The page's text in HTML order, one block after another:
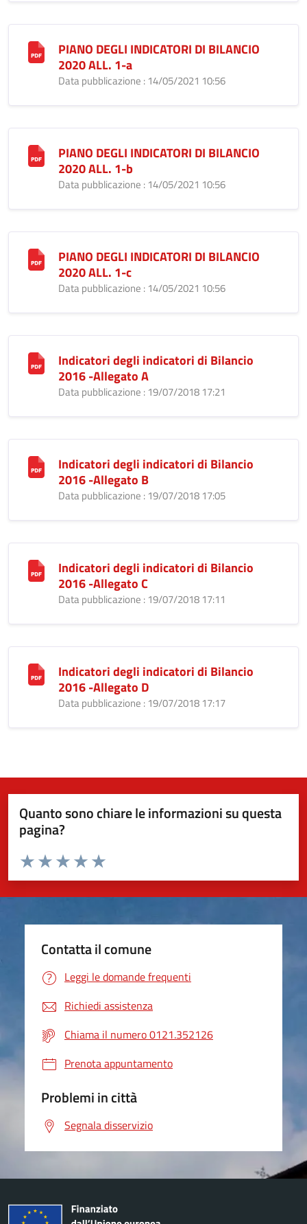
PIANO DEGLI INDICATORI DI BILANCIO
2020 ALL. 1-a
Data pubblicazione : 14/05/2021 10:56
PIANO DEGLI INDICATORI DI BILANCIO
2020 ALL. 1-b
Data pubblicazione : 14/05/2021 10:56
PIANO DEGLI INDICATORI DI BILANCIO
2020 ALL. 1-c
Data pubblicazione : 14/05/2021 10:56
Indicatori degli indicatori di Bilancio
2016 -Allegato A
Data pubblicazione : 19/07/2018 17:21
Indicatori degli indicatori di Bilancio
2016 -Allegato B
Data pubblicazione : 19/07/2018 17:05
Indicatori degli indicatori di Bilancio
2016 -Allegato C
Data pubblicazione : 19/07/2018 17:11
Indicatori degli indicatori di Bilancio
2016 -Allegato D
Data pubblicazione : 19/07/2018 17:17
Quanto sono chiare le informazioni su questa
pagina?
Valuta da 1 a 5 stelle la pagina
Valuta 5 stelle su 5
Valuta 4 stelle su 5
Valuta 3 stelle su 5
Valuta 2 stelle su 5
Valuta 1 stelle su 5
Contatta il comune
Leggi le domande frequenti
Richiedi assistenza
Chiama il numero 0121.352126
Prenota appuntamento
Problemi in città
Segnala disservizio